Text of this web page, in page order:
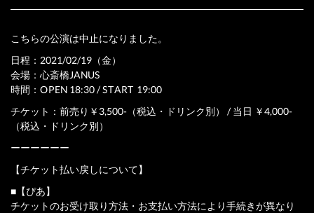
こちらの公演は中止になりました。
日程：2021/02/19（金）
会場：心斎橋JANUS
時間：OPEN 18:30 / START 19:00
チケット：前売り￥3,500-（税込・ドリンク別） / 当日 ￥4,000-
（税込・ドリンク別）
ーーーーーー
【チケット払い戻しについて】
■【ぴあ】
チケットのお受け取り方法・お支払い方法により手続きが異なり